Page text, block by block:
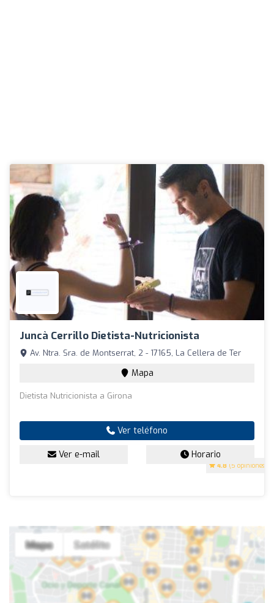
Juncà Cerrillo Dietista-Nutricionista
4.8 (5 opiniones)
Av. Ntra. Sra. de Montserrat, 2 - 17165, La Cellera de Ter
Mapa
Dietista Nutricionista a Girona
Ver teléfono
Ver e-mail Horario